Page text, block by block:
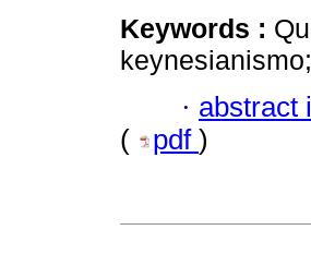
Keywords :
· abstract
(
pdf )